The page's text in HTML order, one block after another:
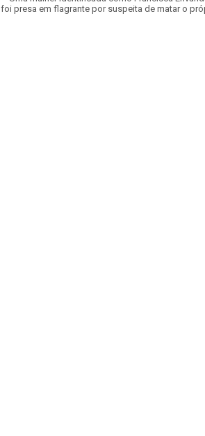
foi presa em flagrante por suspeita de matar o